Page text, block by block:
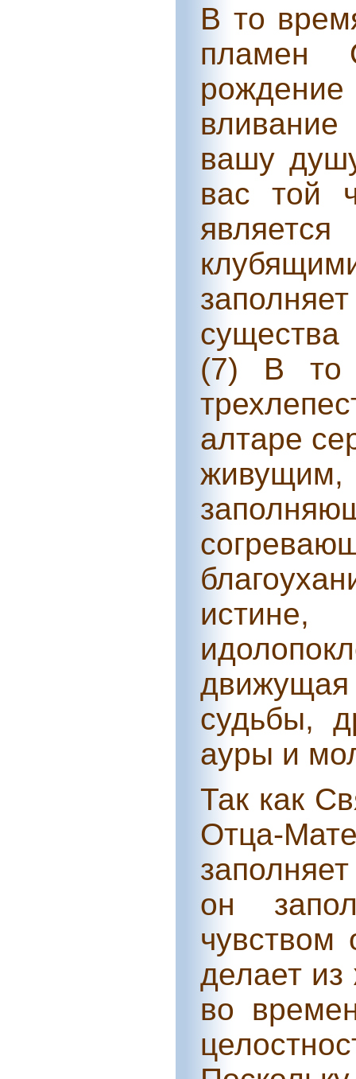
В то
пламен
вашу
вас той
существа
(7) В то
алтаре
живущим,
судьбы,
ауры и
Так как
Отца-
он
чувством
делает
во